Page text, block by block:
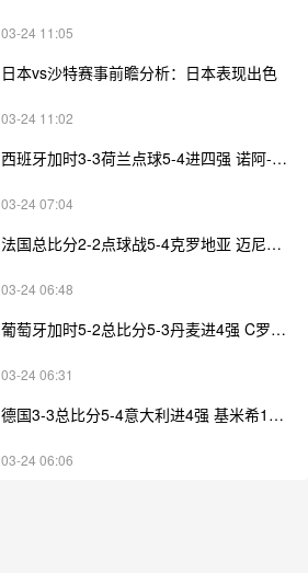
03-24 11:05
日本vs沙特赛事前瞻分析：日本表现出色
03-24 11:02
西班牙加时3-3荷兰点球5-4进四强 诺阿-朗&马伦失点
03-24 07:04
法国总比分2-2点球战5-4克罗地亚 迈尼昂两扑点
03-24 06:48
葡萄牙加时5-2总比分5-3丹麦进4强 C罗失点+补射破门
03-24 06:31
德国3-3总比分5-4意大利进4强 基米希1射2传小基恩双响
03-24 06:06